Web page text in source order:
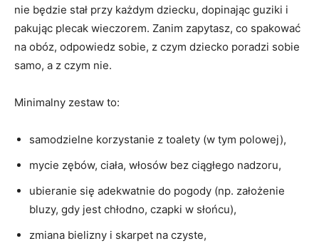
nie będzie stał przy każdym dziecku, dopinając guziki i
pakując plecak wieczorem. Zanim zapytasz, co spakować
na obóz, odpowiedz sobie, z czym dziecko poradzi sobie
samo, a z czym nie.
Minimalny zestaw to:
samodzielne korzystanie z toalety (w tym polowej),
mycie zębów, ciała, włosów bez ciągłego nadzoru,
ubieranie się adekwatnie do pogody (np. założenie
bluzy, gdy jest chłodno, czapki w słońcu),
zmiana bielizny i skarpet na czyste,